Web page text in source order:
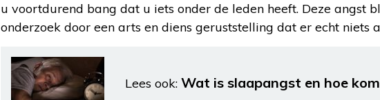
u voortdurend bang dat u iets onder de leden heeft. Deze angst
onderzoek door een arts en diens geruststelling dat er echt niets
Lees ook: Wat is slaapangst en hoe